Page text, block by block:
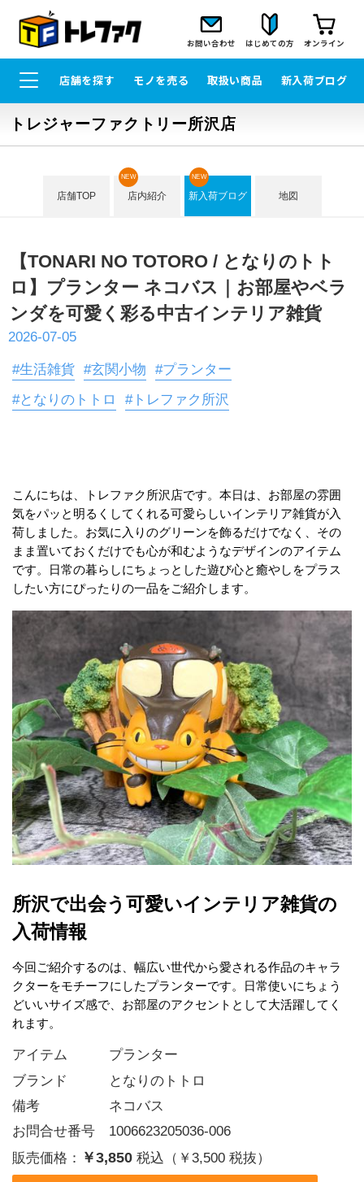
お問い合わせ はじめての方 オンライン
店舗を探す モノを売る 取扱い商品 新入荷ブログ
トレジャーファクトリー所沢店
店舗TOP 店内紹介
NEW
新入荷ブログ
NEW
地図
【TONARI NO TOTORO / となりのトト
ロ】プランター ネコバス｜お部屋やベラ
ンダを可愛く彩る中古インテリア雑貨
2026-07-05
#生活雑貨 #玄関小物
#プランター
#となりのトトロ
#トレファク所沢
こんにちは、トレファク所沢店です。本日は、お部屋の雰囲
気をパッと明るくしてくれる可愛らしいインテリア雑貨が入
荷しました。お気に入りのグリーンを飾るだけでなく、その
まま置いておくだけでも心が和むようなデザインのアイテム
です。日常の暮らしにちょっとした遊び心と癒やしをプラス
したい方にぴったりの一品をご紹介します。
所沢で出会う可愛いインテリア雑貨の
入荷情報
今回ご紹介するのは、幅広い世代から愛される作品のキャラ
クターをモチーフにしたプランターです。日常使いにちょう
どいいサイズ感で、お部屋のアクセントとして大活躍してく
れます。
アイテム   プランター
ブランド   となりのトトロ
備考     ネコバス
お問合せ番号 1006623205036-006
販売価格： ￥3,850 税込（￥3,500 税抜）